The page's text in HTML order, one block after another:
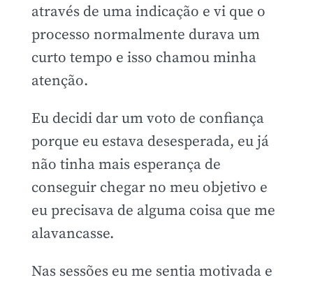
através de uma indicação e vi que o
processo normalmente durava um
curto tempo e isso chamou minha
atenção.
Eu decidi dar um voto de confiança
porque eu estava desesperada, eu já
não tinha mais esperança de
conseguir chegar no meu objetivo e
eu precisava de alguma coisa que me
alavancasse.
Nas sessões eu me sentia motivada e